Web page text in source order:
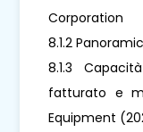
Corporation
8.1.2
8.1.3
fatturato e
Equipment